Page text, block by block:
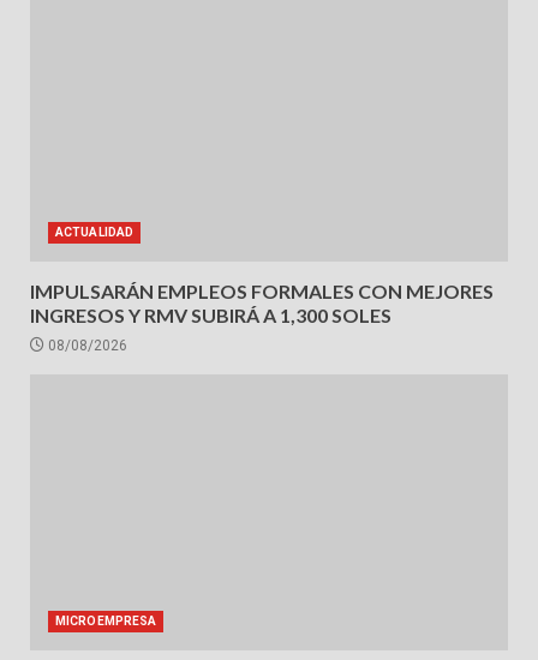
ACTUALIDAD
IMPULSARÁN EMPLEOS FORMALES CON MEJORES
INGRESOS Y RMV SUBIRÁ A 1,300 SOLES
08/08/2026
MICROEMPRESA